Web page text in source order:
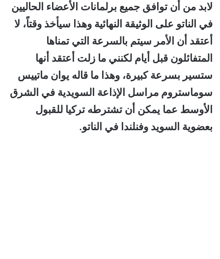
لابد من أن توافق جميع برلمانات الأعضاء الحاليين
في الناتو على الوثيقة النهائية وهذا سيأخذ وقتاً، لا
أعتقد أن الأمر سيتم بالسرعة التي تمناها
المتفائلون قبل أيام لكنني ما زلت أعتقد أنها
ستسير بسرعة كبيرة، وهذا ما قاله يوان ماتييس
سوماستروم مراسل الإذاعة السويدية في الشرق
الأوسط عما يمكن أن تشترطه تركيا للقبول
بعضوية السويد وفنلندا في الناتو.